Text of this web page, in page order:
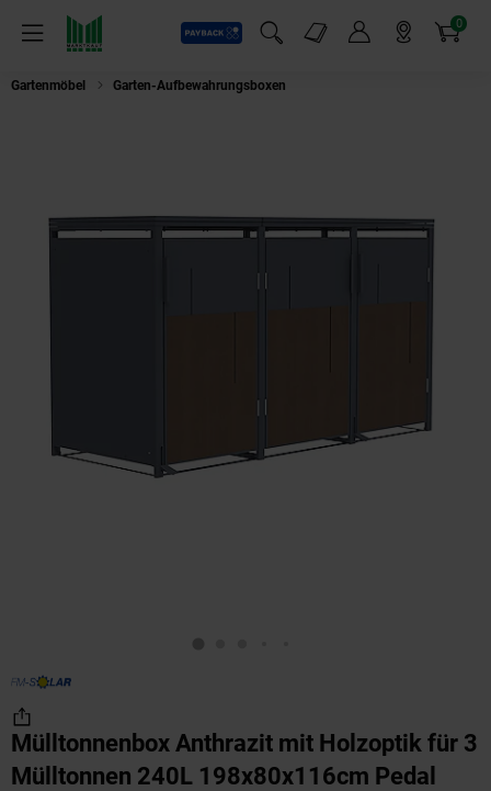
Menü
Payback
Suchfeld einblenden
Markt-Angebote 0
Artikel
Gartenmöbel Garten-Aufbewahrungsboxen
Mülltonnenbox Anthrazit mit Holzoptik für 3
Mülltonnen 240L 198x80x116cm Pedal